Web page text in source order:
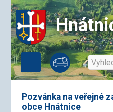
Pozvánka na veřejné
obce Hnátnice